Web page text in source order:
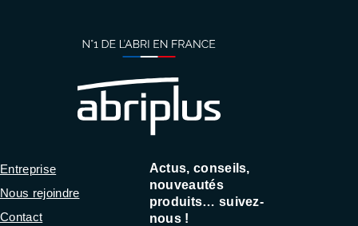
Entreprise
Nous rejoindre
Contact
Actus, conseils,
nouveautés
produits… suivez-
nous !